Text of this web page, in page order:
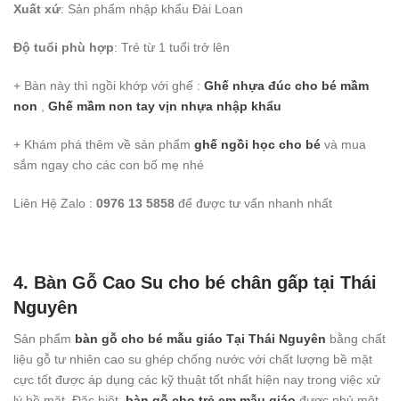
Xuất xứ: Sản phẩm nhập khẩu Đài Loan
Độ tuổi phù hợp: Trẻ từ 1 tuổi trở lên
+ Bàn này thì ngồi khớp với ghế : Ghế nhựa đúc cho bé mầm
non
Ghế mầm non tay vịn nhựa nhập khẩu
+ Khám phá thêm về sản phẩm ghế ngồi học cho bé và mua
sắm ngay cho các con bố mẹ nhé
Liên Hệ Zalo : 0976 13 5858 để được tư vấn nhanh nhất
4. Bàn Gỗ Cao Su cho bé chân gấp tại Thái
Nguyên
Sản phẩm bàn gỗ cho bé mẫu giáo Tại Thái Nguyên bằng chất
liệu gỗ tư nhiên cao su ghép chống nước với chất lượng bề mặt
cực tốt được áp dụng các kỹ thuật tốt nhất hiện nay trong việc xử